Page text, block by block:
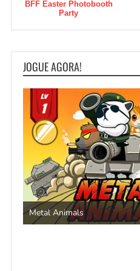
BFF Easter Photobooth
Party
JOGUE AGORA!
Metal Animals